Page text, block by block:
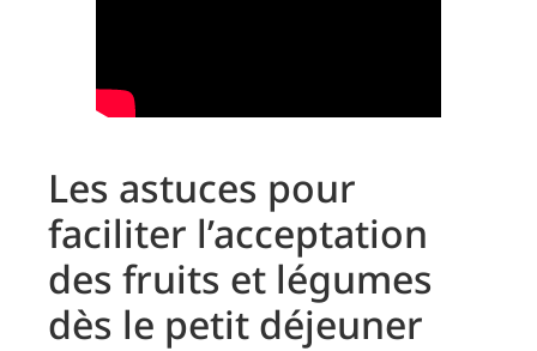
Les astuces pour
faciliter l’acceptation
des fruits et légumes
dès le petit déjeuner